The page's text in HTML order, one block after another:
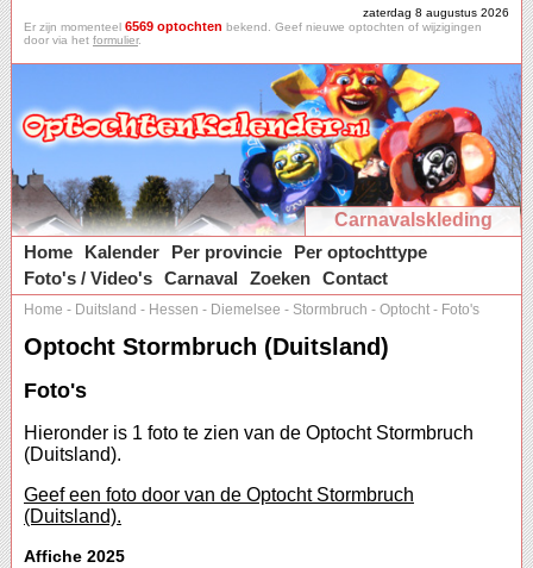
zaterdag 8 augustus 2026
Er zijn momenteel 6569 optochten bekend. Geef nieuwe optochten of wijzigingen
door via het formulier.
Carnavalskleding
Home
Kalender Per provincie
Per optochttype
Foto's / Video's Carnaval Zoeken Contact
Home - Duitsland - Hessen - Diemelsee - Stormbruch - Optocht - Foto's
Optocht Stormbruch (Duitsland)
Foto's
Hieronder is 1 foto te zien van de Optocht Stormbruch
(Duitsland).
Geef een foto door van de Optocht Stormbruch
(Duitsland).
Affiche 2025